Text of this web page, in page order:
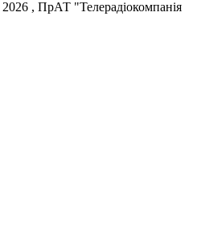
2026 , ПрАТ "Телерадіокомпанія